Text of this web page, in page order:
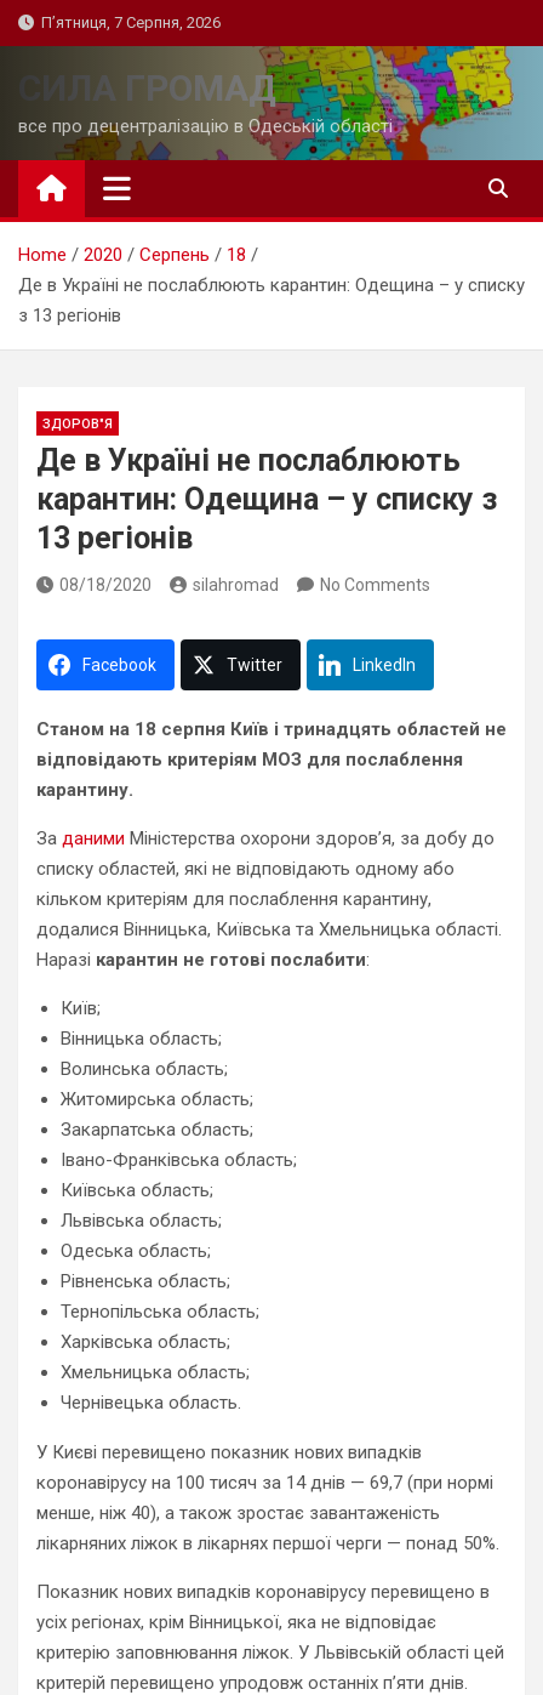
Skip
to
П’ятниця, 7 Серпня, 2026
СИЛА ГРОМАД
все про децентралізацію в Одеській області
Home 2020 Серпень
18
Де в Україні не послаблюють карантин: Одещина – у списку
з 13 регіонів
ЗДОРОВ"Я
Де в Україні не послаблюють
карантин: Одещина – у списку з
13 регіонів
08/18/2020 silahromad No Comments
Facebook Twitter LinkedIn
Станом на 18 серпня Київ і тринадцять областей не
відповідають критеріям МОЗ для послаблення
карантину.
За даними Міністерства охорони здоров’я, за добу до
списку областей, які не відповідають одному або
кільком критеріям для послаблення карантину,
додалися Вінницька, Київська та Хмельницька області.
Наразі карантин не готові послабити:
Київ;
Вінницька область;
Волинська область;
Житомирська область;
Закарпатська область;
Івано-Франківська область;
Київська область;
Львівська область;
Одеська область;
Рівненська область;
Тернопільська область;
Харківська область;
Хмельницька область;
Чернівецька область.
У Києві перевищено показник нових випадків
коронавірусу на 100 тисяч за 14 днів — 69,7 (при нормі
менше, ніж 40), а також зростає завантаженість
лікарняних ліжок в лікарнях першої черги — понад 50%.
Показник нових випадків коронавірусу перевищено в
усіх регіонах, крім Вінницької, яка не відповідає
критерію заповнювання ліжок. У Львівській області цей
критерій перевищено упродовж останніх п’яти днів.